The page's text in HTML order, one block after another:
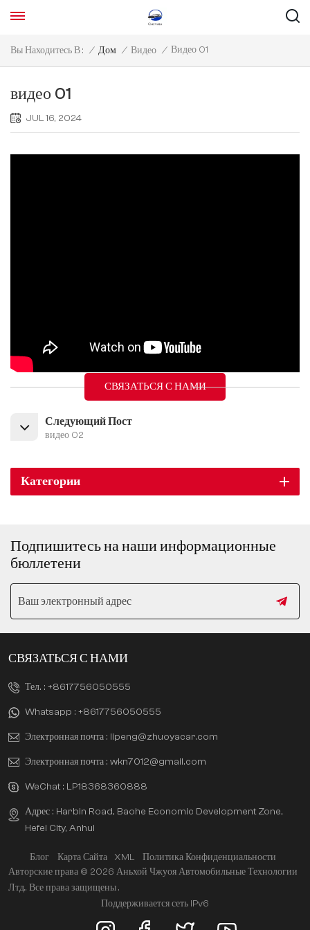
Вы Находитесь В : / Дом / Видео / Видео 01
видео 01
JUL 16, 2024
СВЯЗАТЬСЯ С НАМИ
Следующий Пост
видео 02
Категории
Подпишитесь на наши информационные
бюллетени
СВЯЗАТЬСЯ С НАМИ
Тел. : +8617756050555
Whatsapp : +8617756050555
Электронная почта : lipeng@zhuoyacar.com
Электронная почта : wkn7012@gmail.com
WeChat : LP18368360888
Адрес : Harbin Road, Baohe Economic Development Zone,
Hefei City, Anhui
Блог Карта Сайта XML
Политика Конфиденциальности
Авторские права © 2026 Аньхой Чжуоя Автомобильные Технологии
Лтд.. Все права защищены .
Поддерживается сеть IPv6